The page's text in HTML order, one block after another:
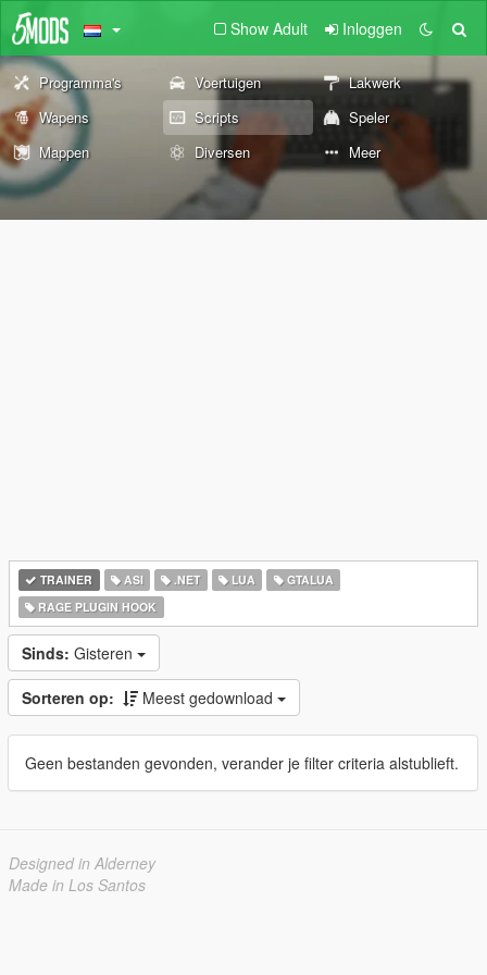
Show Adult Inloggen
Programma's Voertuigen
Lakwerk
Wapens
Scripts
Speler
Mappen
Diversen Meer
TRAINER ASI .NET LUA
GTALUA
RAGE PLUGIN HOOK
Sinds: Gisteren
Sorteren op: Meest gedownload
Geen bestanden gevonden, verander je filter criteria alstublieft.
Designed in Alderney
Made in Los Santos